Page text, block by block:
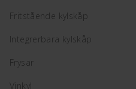
Fritstående kylskåp
Integrerbara kylskåp
Frysar
Vinkyl